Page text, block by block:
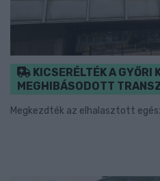
KICSERÉLTÉK A GYŐRI
MEGHIBÁSODOTT
Megkezdték az elhalasztott